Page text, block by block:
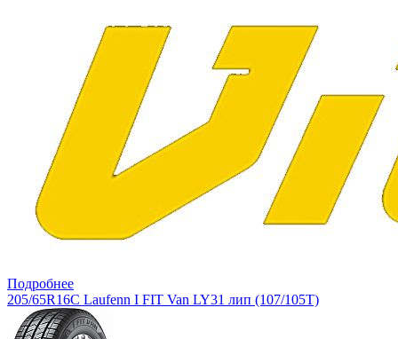
Подробнее
205/65R16C Laufenn I FIT Van LY31 лип (107/105T)